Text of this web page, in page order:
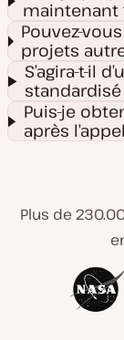
maintenant
Pouvez-
projets
S’agira-t-il
standardisé
Puis-je
après
Plus de